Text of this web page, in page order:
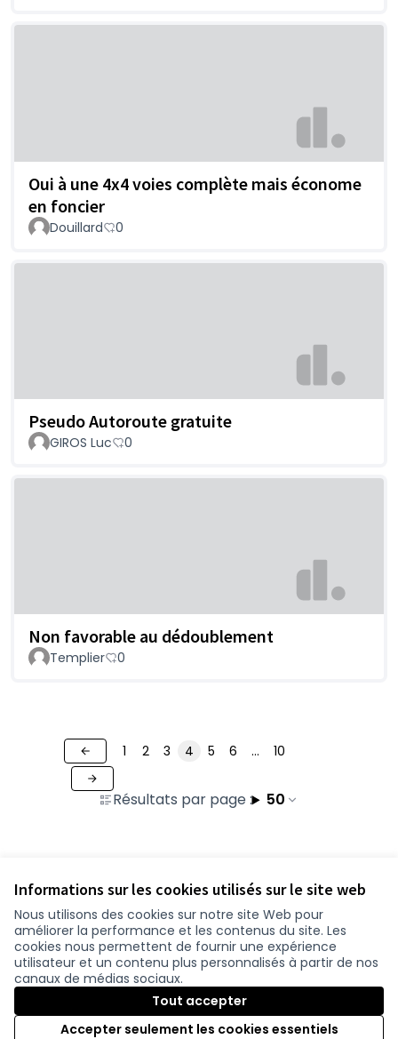
Informations sur les cookies utilisés sur le site web
Nous utilisons des cookies sur notre site Web pour
améliorer la performance et les contenus du site. Les
cookies nous permettent de fournir une expérience
utilisateur et un contenu plus personnalisés à partir de nos
canaux de médias sociaux.
Tout accepter
Accepter seulement les cookies essentiels
Oui à une 4x4 voies complète mais économe
en foncier
Douillard 0
Pseudo Autoroute gratuite
GIROS Luc 0
Non favorable au dédoublement
Templier 0
Résultats par page : 50
1 2 3 4 5 6 … 10
Conditions d'utilisation
Paramètres des cookies
participer.loire-atlantique.fr sur Facebook
(Nouvelle fenêtre)
participer.loire-atlantique.fr sur Instagram
(Nouvelle fenêtre)
participer.loire-atlantique.fr sur YouTube
(Nouvelle fenêtre)